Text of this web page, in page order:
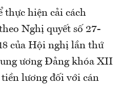
thực hiện cải cách
Nghị quyết số 27-
của Hội nghị lần thứ
ương Đảng khóa XII
tiền lương đối với cán